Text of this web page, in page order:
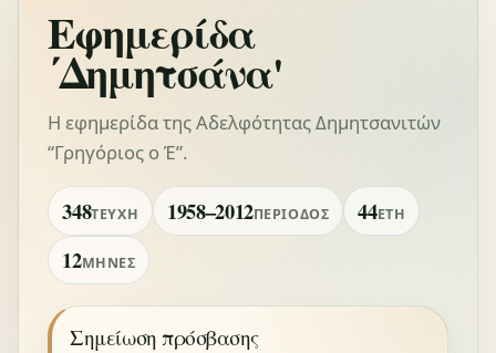
Εφημερίδα
΄Δημητσάνα'
Η εφημερίδα της Αδελφότητας Δημητσανιτών
“Γρηγόριος ο Έ”.
348ΤΕΎΧΗ 1958–2012ΠΕΡΊΟΔΟΣ 44ΈΤΗ
12ΜΉΝΕΣ
Σημείωση πρόσβασης